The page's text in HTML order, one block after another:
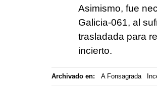
Asimismo, fue
Galicia-061, al
trasladada para
incierto.
Archivado en: A Fonsagrada